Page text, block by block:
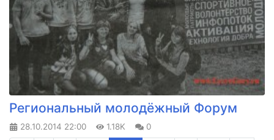
Региональный молодёжный Форум
28.10.2014 22:00 1.18K 0